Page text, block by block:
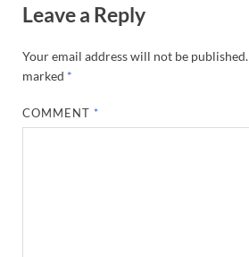
Leave a Reply
Your email address will not be published.
marked *
COMMENT *